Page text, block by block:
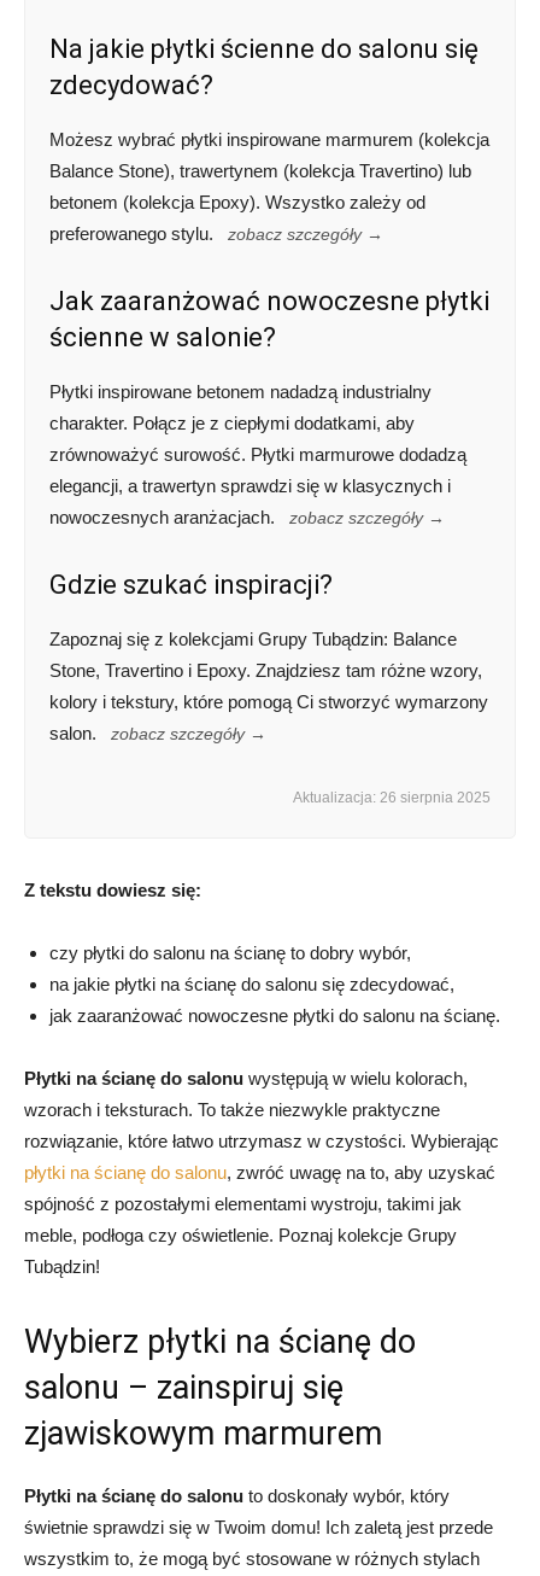
Na jakie płytki ścienne do salonu się
zdecydować?
Możesz wybrać płytki inspirowane marmurem (kolekcja
Balance Stone), trawertynem (kolekcja Travertino) lub
betonem (kolekcja Epoxy). Wszystko zależy od
preferowanego stylu.
zobacz szczegóły →
Jak zaaranżować nowoczesne płytki
ścienne w salonie?
Płytki inspirowane betonem nadadzą industrialny
charakter. Połącz je z ciepłymi dodatkami, aby
zrównoważyć surowość. Płytki marmurowe dodadzą
elegancji, a trawertyn sprawdzi się w klasycznych i
nowoczesnych aranżacjach.
zobacz szczegóły →
Gdzie szukać inspiracji?
Zapoznaj się z kolekcjami Grupy Tubądzin: Balance
Stone, Travertino i Epoxy. Znajdziesz tam różne wzory,
kolory i tekstury, które pomogą Ci stworzyć wymarzony
salon.
zobacz szczegóły →
Aktualizacja: 26 sierpnia 2025
Z tekstu dowiesz się:
czy płytki do salonu na ścianę to dobry wybór,
na jakie płytki na ścianę do salonu się zdecydować,
jak zaaranżować nowoczesne płytki do salonu na ścianę.
Płytki na ścianę do salonu występują w wielu kolorach,
wzorach i teksturach. To także niezwykle praktyczne
rozwiązanie, które łatwo utrzymasz w czystości. Wybierając
płytki na ścianę do salonu, zwróć uwagę na to, aby uzyskać
spójność z pozostałymi elementami wystroju, takimi jak
meble, podłoga czy oświetlenie. Poznaj kolekcje Grupy
Tubądzin!
Wybierz płytki na ścianę do
salonu – zainspiruj się
zjawiskowym marmurem
Płytki na ścianę do salonu to doskonały wybór, który
świetnie sprawdzi się w Twoim domu! Ich zaletą jest przede
wszystkim to, że mogą być stosowane w różnych stylach